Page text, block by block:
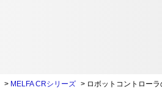
> MELFA CRシリーズ > ロボットコントロー